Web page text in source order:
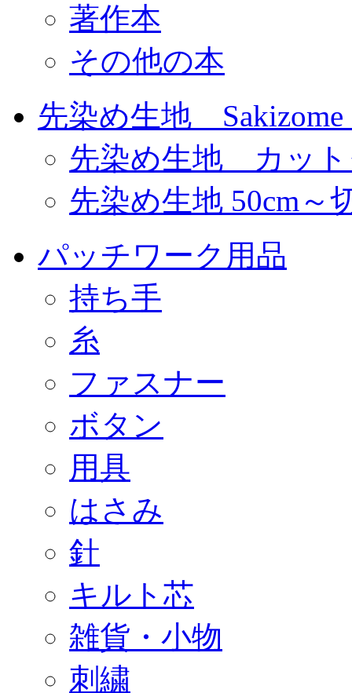
著作本
その他の本
先染め生地 Sakizome
先染め生地 カット
先染め生地 50cm～
パッチワーク用品
持ち手
糸
ファスナー
ボタン
用具
はさみ
針
キルト芯
雑貨・小物
刺繍